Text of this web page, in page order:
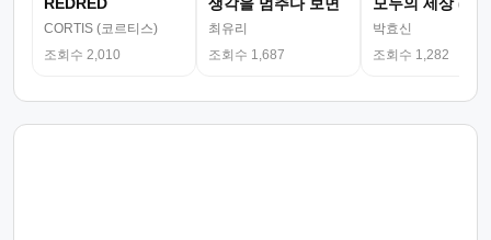
CORTIS (코르티스)
조회수 2,010
최유리
조회수 1,687
박효신
조회수 1,282